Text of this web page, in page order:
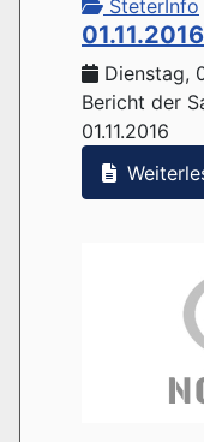
SteterInfo
Dienstag,
Bericht der
01.11.2016